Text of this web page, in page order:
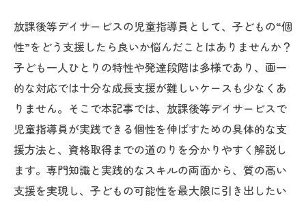
放課後等デイサービスの児童指導員として、子どもの“個
性”をどう支援したら良いか悩んだことはありませんか？
子ども一人ひとりの特性や発達段階は多様であり、画一
的な対応では十分な成長支援が難しいケースも少なくあ
りません。そこで本記事では、放課後等デイサービスで
児童指導員が実践できる個性を伸ばすための具体的な支
援方法と、資格取得までの道のりを分かりやすく解説し
ます。専門知識と実践的なスキルの両面から、質の高い
支援を実現し、子どもの可能性を最大限に引き出したい